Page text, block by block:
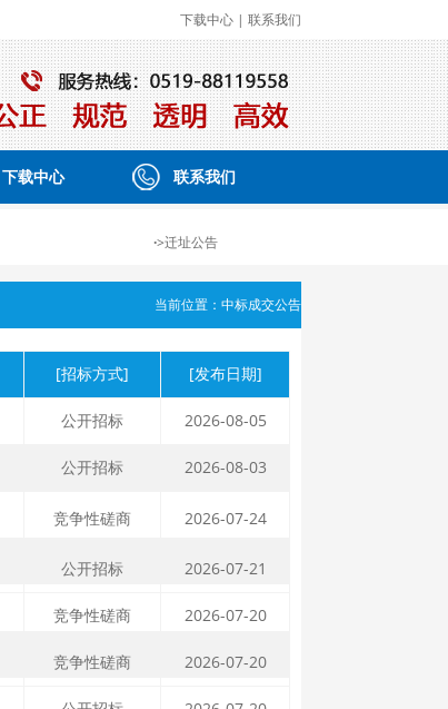
下载中心 | 联系我们
下载中心 联系我们
>迁址公告
当前位置：中标成交公告
[招标方式] [发布日期]
公开招标 2026-08-05
公开招标
2026-08-03
竞争性磋商 2026-07-24
公开招标 2026-07-21
竞争性磋商 2026-07-20
竞争性磋商 2026-07-20